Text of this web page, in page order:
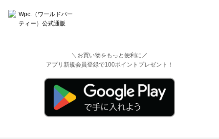
＼お買い物をもっと便利に／
アプリ新規会員登録で100ポイントプレゼント！